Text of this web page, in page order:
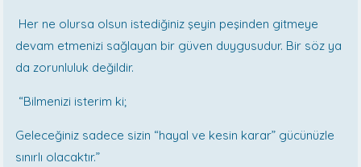
Her ne olursa olsun istediğiniz şeyin peşinden gitmeye
devam etmenizi sağlayan bir güven duygusudur. Bir söz ya
da zorunluluk değildir.
“Bilmenizi isterim ki;
Geleceğiniz sadece sizin “hayal ve kesin karar” gücünüzle
sınırlı olacaktır.”